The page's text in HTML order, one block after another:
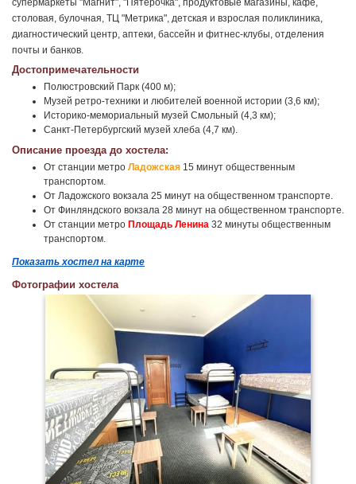
супермаркеты "Магнит", "Пятерочка", продуктовые магазины, кафе,
столовая, булочная, ТЦ "Метрика", детская и взрослая поликлиника,
диагностический центр, аптеки, бассейн и фитнес-клубы, отделения
почты и банков.
Достопримечательности
Полюстровский Парк (400 м);
Музей ретро-техники и любителей военной истории (3,6 км);
Историко-мемориальный музей Смольный (4,3 км);
Санкт-Петербургский музей хлеба (4,7 км).
Описание проезда до хостела:
От станции метро Ладожская 15 минут общественным
транспортом.
От Ладожского вокзала 25 минут на общественном транспорте.
От Финляндского вокзала 28 минут на общественном транспорте.
От станции метро Площадь Ленина 32 минуты общественным
транспортом.
Показать хостел на карте
Фотографии хостела